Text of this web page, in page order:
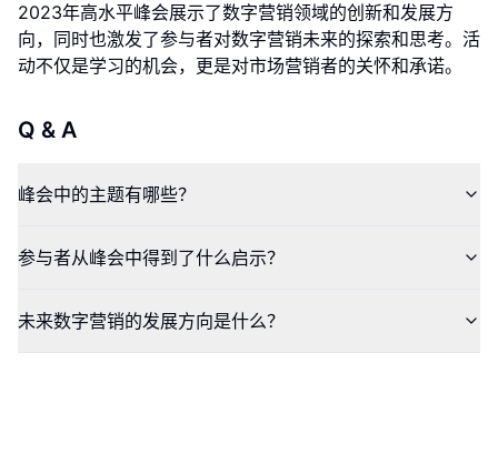
2023年高水平峰会展示了数字营销领域的创新和发展方
向，同时也激发了参与者对数字营销未来的探索和思考。活
动不仅是学习的机会，更是对市场营销者的关怀和承诺。
Q & A
峰会中的主题有哪些？
参与者从峰会中得到了什么启示？
未来数字营销的发展方向是什么？